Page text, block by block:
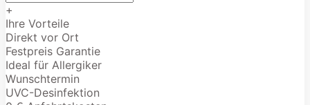
+
Ihre Vorteile
Direkt vor Ort
Festpreis Garantie
Ideal für Allergiker
Wunschtermin
UVC-Desinfektion